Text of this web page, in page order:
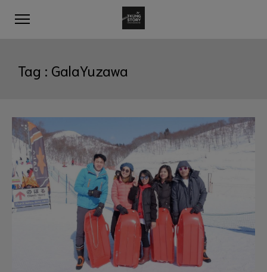
Tag : GalaYuzawa